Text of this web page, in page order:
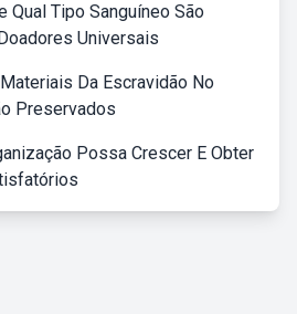
Qual Tipo Sanguíneo São
Universais
Da Escravidão No
Preservados
Possa Crescer E Obter